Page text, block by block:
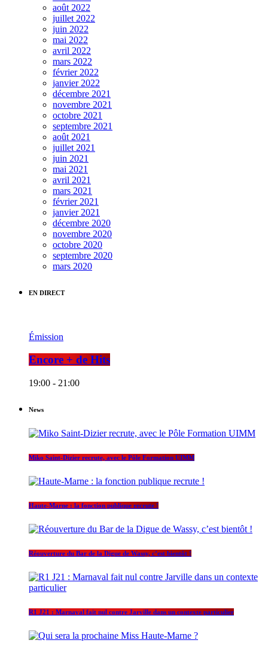
août 2022
juillet 2022
juin 2022
mai 2022
avril 2022
mars 2022
février 2022
janvier 2022
décembre 2021
novembre 2021
octobre 2021
septembre 2021
août 2021
juillet 2021
juin 2021
mai 2021
avril 2021
mars 2021
février 2021
janvier 2021
décembre 2020
novembre 2020
octobre 2020
septembre 2020
mars 2020
EN DIRECT
Émission
Encore + de Hits
19:00 - 21:00
News
Miko Saint-Dizier recrute, avec le Pôle Formation UIMM
Haute-Marne : la fonction publique recrute !
Réouverture du Bar de la Digue de Wassy, c’est bientôt !
R1 J21 : Marnaval fait nul contre Jarville dans un contexte particulier